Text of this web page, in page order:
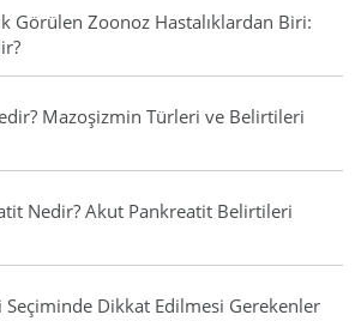
Görülen Zoonoz Hastalıklardan Biri:
Mazoşizmin Türleri ve Belirtileri
Nedir? Akut Pankreatit Belirtileri
Seçiminde Dikkat Edilmesi Gerekenler